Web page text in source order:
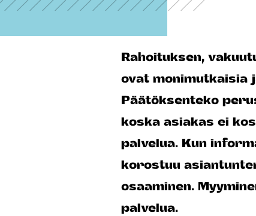
Rahoituksen,
ovat monimutkaisia
Päätöksenteko
koska asiakas ei
palvelua. Kun
korostuu
osaaminen.
palvelua.